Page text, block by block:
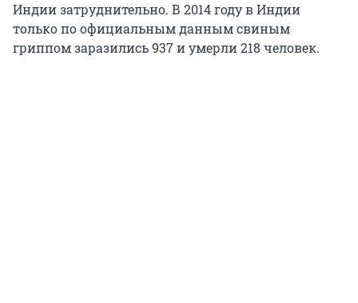
Индии затруднительно. В 2014 году в Индии
только по официальным данным свиным
гриппом заразились 937 и умерли 218 человек.